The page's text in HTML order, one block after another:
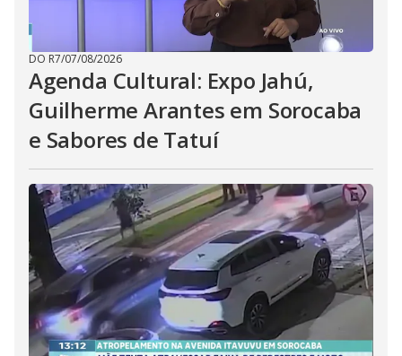
DO R7/07/08/2026
Agenda Cultural: Expo Jahú,
Guilherme Arantes em Sorocaba
e Sabores de Tatuí